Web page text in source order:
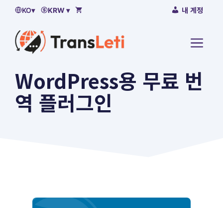
KO▾ KRW ▾ 내 계정
메
WordPress용 무료 번
역 플러그인